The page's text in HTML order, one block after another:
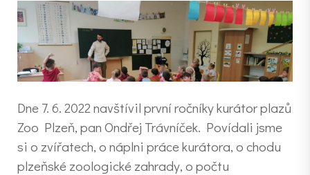
Dne 7. 6. 2022 navštívil první ročníky kurátor plazů
Zoo Plzeň, pan Ondřej Trávníček. Povídali jsme
si o zvířatech, o náplni práce kurátora, o chodu
plzeňské zoologické zahrady, o počtu